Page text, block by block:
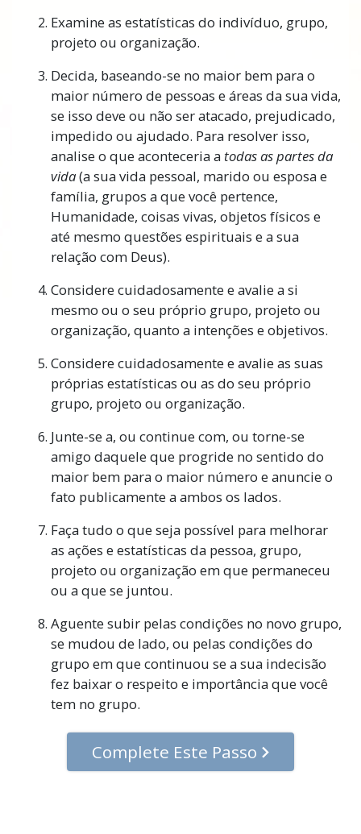
Examine as estatísticas do indivíduo, grupo,
projeto ou organização.
Decida, baseando-se no maior bem para o
maior número de pessoas e áreas da sua vida,
se isso deve ou não ser atacado, prejudicado,
impedido ou ajudado. Para resolver isso,
analise o que aconteceria a todas as partes da
vida(a sua vida pessoal, marido ou esposa e
família, grupos a que você pertence,
Humanidade, coisas vivas, objetos físicos e
até mesmo questões espirituais e a sua
relação com Deus).
Considere cuidadosamente e avalie a si
mesmo ou o seu próprio grupo, projeto ou
organização, quanto a intenções e objetivos.
Considere cuidadosamente e avalie as suas
próprias estatísticas ou as do seu próprio
grupo, projeto ou organização.
Junte-se a, ou continue com, ou torne-se
amigo daquele que progride no sentido do
maior bem para o maior número e anuncie o
fato publicamente a ambos os lados.
Faça tudo o que seja possível para melhorar
as ações e estatísticas da pessoa, grupo,
projeto ou organização em que permaneceu
ou a que se juntou.
Aguente subir pelas condições no novo grupo,
se mudou de lado, ou pelas condições do
grupo em que continuou se a sua indecisão
fez baixar o respeito e importância que você
tem no grupo.
Complete Este Passo